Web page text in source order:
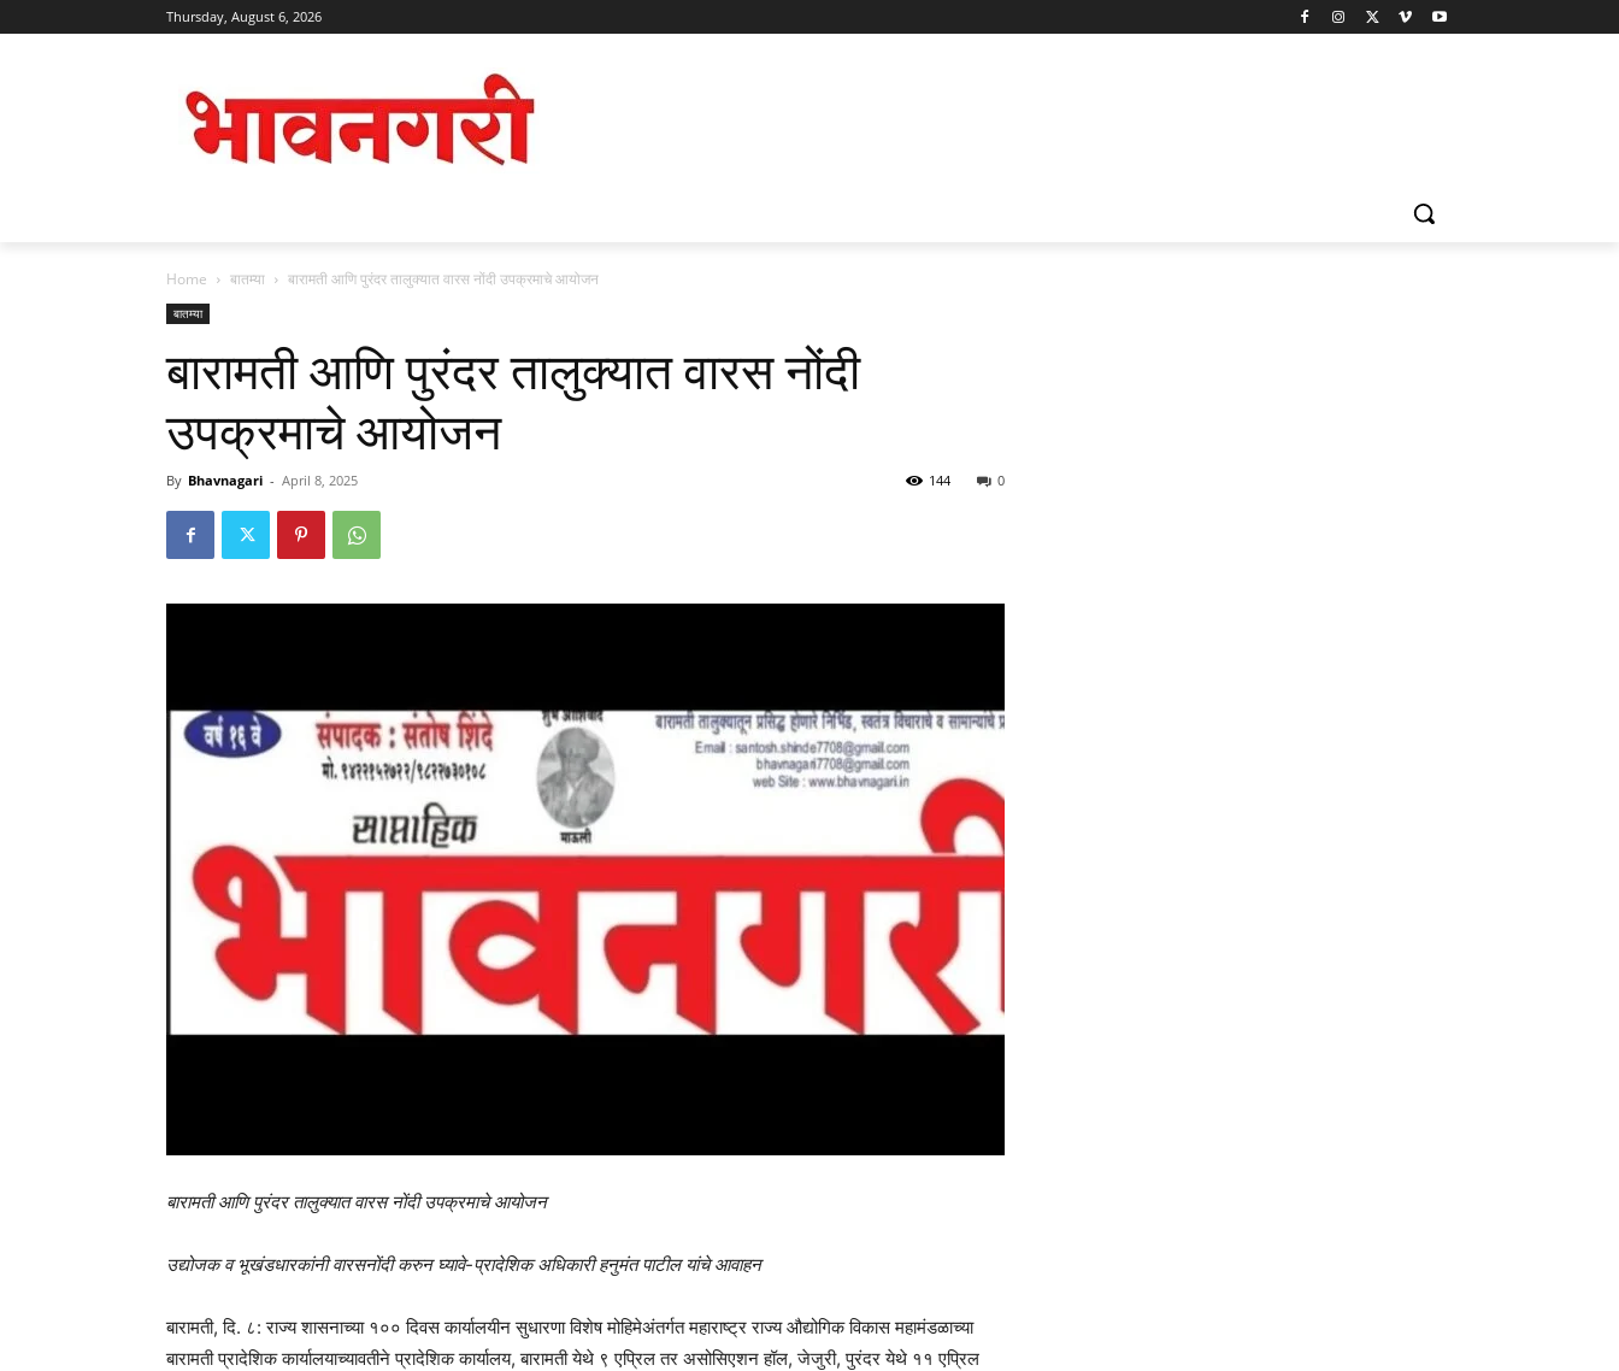
Thursday, August 6, 2026
Home बातम्या बारामती आणि पुरंदर तालुक्यात वारस नोंदी उपक्रमाचे आयोजन
बातम्या
बारामती आणि पुरंदर तालुक्यात वारस नोंदी
उपक्रमाचे आयोजन
By Bhavnagari - April 8, 2025 0
144
बारामती आणि पुरंदर तालुक्यात वारस नोंदी उपक्रमाचे आयोजन
उद्योजक व भूखंडधारकांनी वारसनोंदी करुन घ्यावे-प्रादेशिक अधिकारी हनुमंत पाटील यांचे आवाहन
बारामती, दि. ८: राज्य शासनाच्या १०० दिवस कार्यालयीन सुधारणा विशेष मोहिमेअंतर्गत महाराष्ट्र राज्य औद्योगिक विकास महामंडळाच्या
बारामती प्रादेशिक कार्यालयाच्यावतीने प्रादेशिक कार्यालय, बारामती येथे ९ एप्रिल तर असोसिएशन हॉल, जेजुरी, पुरंदर येथे ११ एप्रिल